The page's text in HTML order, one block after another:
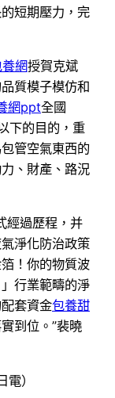
短期壓力，完
網授賀克斌
質模子模仿和
網ppt全國
下的目的，重
管空氣東西的
、財產、路況
經過歷程，并
淨化防治政策
！你的物質波
行業範疇的淨
套資金包養甜
到位。”裴曉
電）